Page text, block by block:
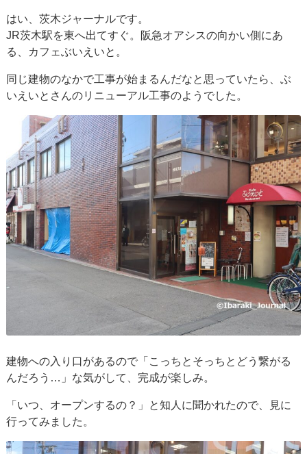
はい、茨木ジャーナルです。
JR茨木駅を東へ出てすぐ。阪急オアシスの向かい側にあ
る、カフェぶいえいと。
同じ建物のなかで工事が始まるんだなと思っていたら、ぶ
いえいとさんのリニューアル工事のようでした。
建物への入り口があるので「こっちとそっちとどう繋がる
んだろう…」な気がして、完成が楽しみ。
「いつ、オープンするの？」と知人に聞かれたので、見に
行ってみました。